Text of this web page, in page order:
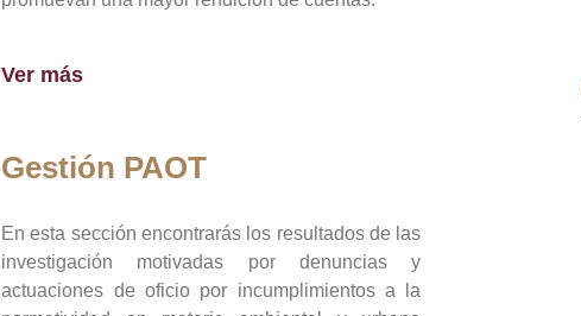
Ver más
Gestión PAOT
En esta sección encontrarás los resultados de las
investigación motivadas por denuncias y
actuaciones de oficio por incumplimientos a la